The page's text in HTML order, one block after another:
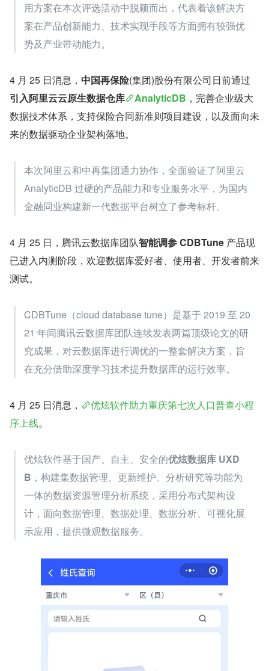
用方案在本次评选活动中脱颖而出，代表着该解决方
案在产品创新能力、技术实现手段等方面拥有较强优
势及产业带动能力。
4 月 25 日消息， 中国再保险(集团)股份有限公司日前通过
引入阿里云云原生数据仓库
AnalyticDB ，完善企业级大
数据技术体系，支持保险合同新准则项目建设，以及面向未
来的数据驱动企业架构落地。
本次阿里云和中再集团通力协作，全面验证了阿里云
AnalyticDB 过硬的产品能力和专业服务水平，为国内
金融同业构建新一代数据平台树立了参考标杆。
4 月 25 日，腾讯云数据库团队智能调参 CDBTune 产品现
已进入内测阶段，欢迎数据库爱好者、使用者、开发者前来
测试。
CDBTune（cloud database tune）是基于 2019 至 20
21 年间腾讯云数据库团队连续发表两篇顶级论文的研
究成果，对云数据库进行调优的一整套解决方案，旨
在充分借助深度学习技术提升数据库的运行效率。
4 月 25 日消息，
优炫软件助力重庆第七次人口普查小程
序上线。
优炫软件基于国产、自主、安全的优炫数据库 UXD
B ，构建集数据管理、更新维护、分析研究等功能为
一体的数据资源管理分析系统，采用分布式架构设
计，面向数据管理、数据处理、数据分析、可视化展
示应用，提供微观数据服务。